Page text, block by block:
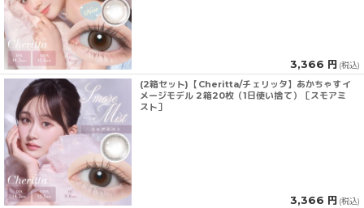
3,366 円 (税込)
(2箱セット)【Cheritta/チェリッタ】あかちゃすイ
メージモデル 2箱20枚（1日使い捨て）［スモアミ
スト］
3,366 円 (税込)